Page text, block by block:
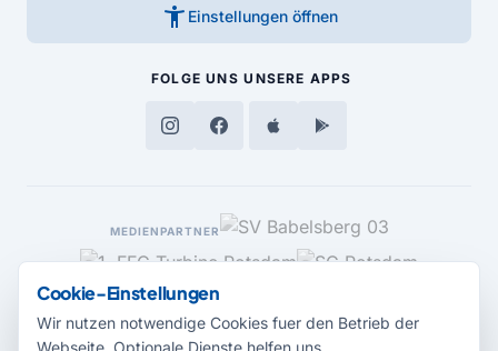
accessibility_new Einstellungen öffnen
FOLGE UNS UNSERE APPS
MEDIENPARTNER
Cookie-Einstellungen
Wir nutzen notwendige Cookies fuer den Betrieb der
Webseite. Optionale Dienste helfen uns,